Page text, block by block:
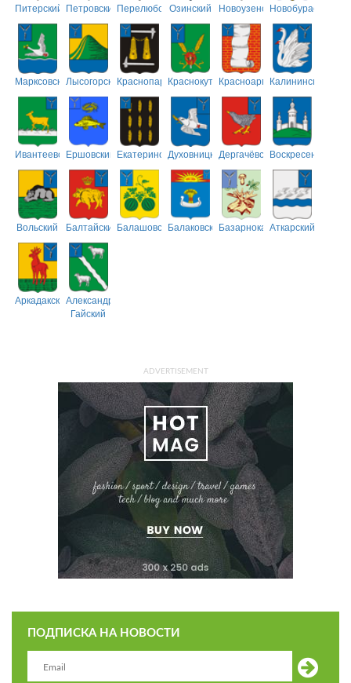
Питерский ПетровскийПерелюбскийОзинский НовоузенскийНовобурасский
МарксовскийЛысогорскийКраснопартизанский
КраснокутскийКрасноармейский
Калининский
ИвантеевскийЕршовский ЕкатериновскийДуховницкийДергачёвскийВоскресенский
Вольский БалтайскийБалашовскийБалаковскийБазарнокарабулакский
Аткарский
АркадакскийАлександрово-
Гайский
ADVERTISEMENT
ПОДПИСКА НА НОВОСТИ